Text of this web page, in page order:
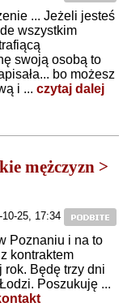
... Jeżeli jesteś
wszystkim
swoją osobą to
bo możesz
i ... czytaj dalej
mężczyzn >
10-25, 17:34
Poznaniu i na to
kontraktem
rok. Będę trzy dni
Poszukuję ...